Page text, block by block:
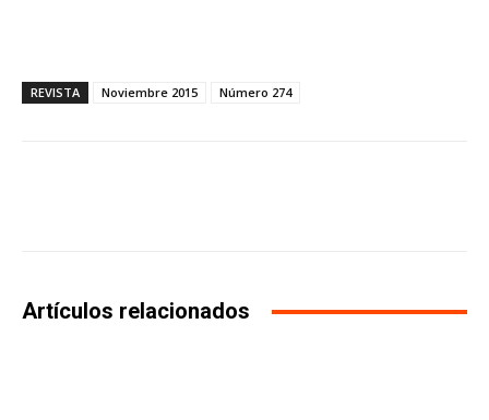
REVISTA Noviembre 2015 Número 274
Artículos relacionados